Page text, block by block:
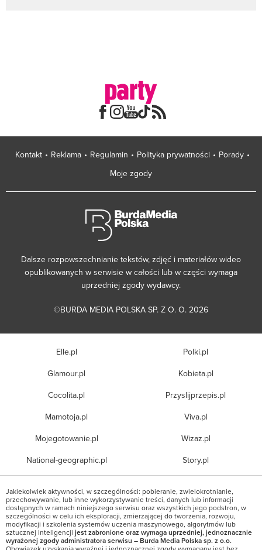
Kontakt Reklama Regulamin Polityka prywatności
Porady
Moje zgody
Dalsze rozpowszechnianie tekstów, zdjęć i materiałów wideo
opublikowanych w serwisie w całości lub w części wymaga
uprzedniej zgody wydawcy.
©BURDA MEDIA POLSKA SP. Z O. O. 2026
Elle.pl
Glamour.pl
Cocolita.pl
Mamotoja.pl
Mojegotowanie.pl
National-geographic.pl
Polki.pl
Kobieta.pl
Przyslijprzepis.pl
Viva.pl
Wizaz.pl
Story.pl
Jakiekolwiek aktywności, w szczególności: pobieranie, zwielokrotnianie,
przechowywanie, lub inne wykorzystywanie treści, danych lub informacji
dostępnych w ramach niniejszego serwisu oraz wszystkich jego podstron, w
szczególności w celu ich eksploracji, zmierzającej do tworzenia, rozwoju,
modyfikacji i szkolenia systemów uczenia maszynowego, algorytmów lub
sztucznej inteligencji jest zabronione oraz wymaga uprzedniej, jednoznacznie
wyrażonej zgody administratora serwisu – Burda Media Polska sp. z o.o.